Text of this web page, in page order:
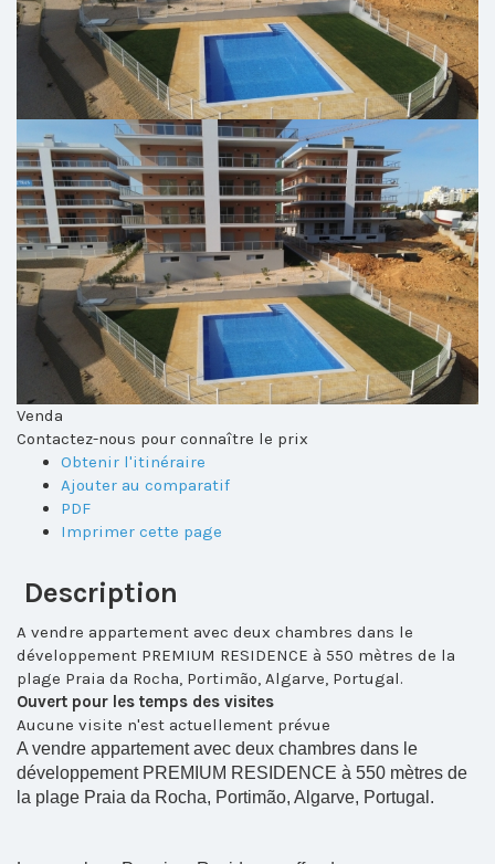
Venda
Contactez-nous pour connaître le prix
Obtenir l'itinéraire
Ajouter au comparatif
PDF
Imprimer cette page
Description
A vendre appartement avec deux chambres dans le
développement PREMIUM RESIDENCE à 550 mètres de la
plage Praia da Rocha, Portimão, Algarve, Portugal.
Ouvert pour les temps des visites
Aucune visite n'est actuellement prévue
A vendre appartement avec deux chambres dans le
développement PREMIUM RESIDENCE à 550 mètres de
la plage Praia da Rocha, Portimão, Algarve, Portugal.